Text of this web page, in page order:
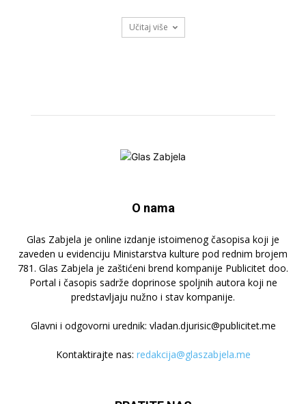
Učitaj više
O nama
Glas Zabjela je online izdanje istoimenog časopisa koji je
zaveden u evidenciju Ministarstva kulture pod rednim brojem
781. Glas Zabjela je zaštićeni brend kompanije Publicitet doo.
Portal i časopis sadrže doprinose spoljnih autora koji ne
predstavljaju nužno i stav kompanije.
Glavni i odgovorni urednik: vladan.djurisic@publicitet.me
Kontaktirajte nas: redakcija@glaszabjela.me